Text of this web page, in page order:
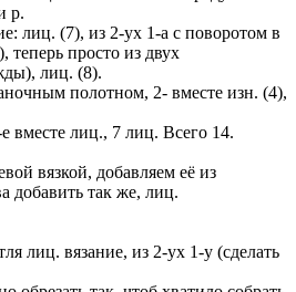
р.
лиц. (7), из 2-ух 1-а с поворотом в
просто из двух
лиц. (8).
полотном, 2- вместе изн. (4),
лиц., 7 лиц. Всего 14.
вязкой, добавляем её из
добавить так же, лиц.
лиц. вязание, из 2-ух 1-у (сделать